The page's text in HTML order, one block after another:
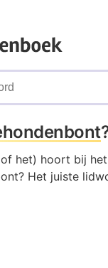
het) hoort bij
Het juiste